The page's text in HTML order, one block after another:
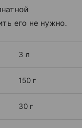
его не нужно.
3 л
150 г
30 г